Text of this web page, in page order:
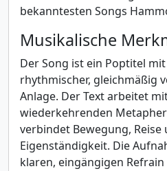
bekanntesten Songs
Musikalische
Der Song ist ein Poptitel
rhythmischer, gleichmäßig
Anlage. Der Text arbeitet
wiederkehrenden
verbindet Bewegung, Reise
Eigenständigkeit. Die
klaren, eingängigen